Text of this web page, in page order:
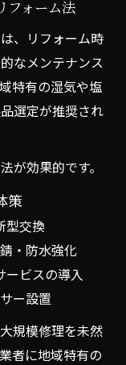
フォーム法
、リフォーム時
なメンテナンス
特有の湿気や塩
選定が推奨され
が効果的です。
策
型交換
・防水強化
ービスの導入
ー設置
規模修理を未然
者に地域特有の